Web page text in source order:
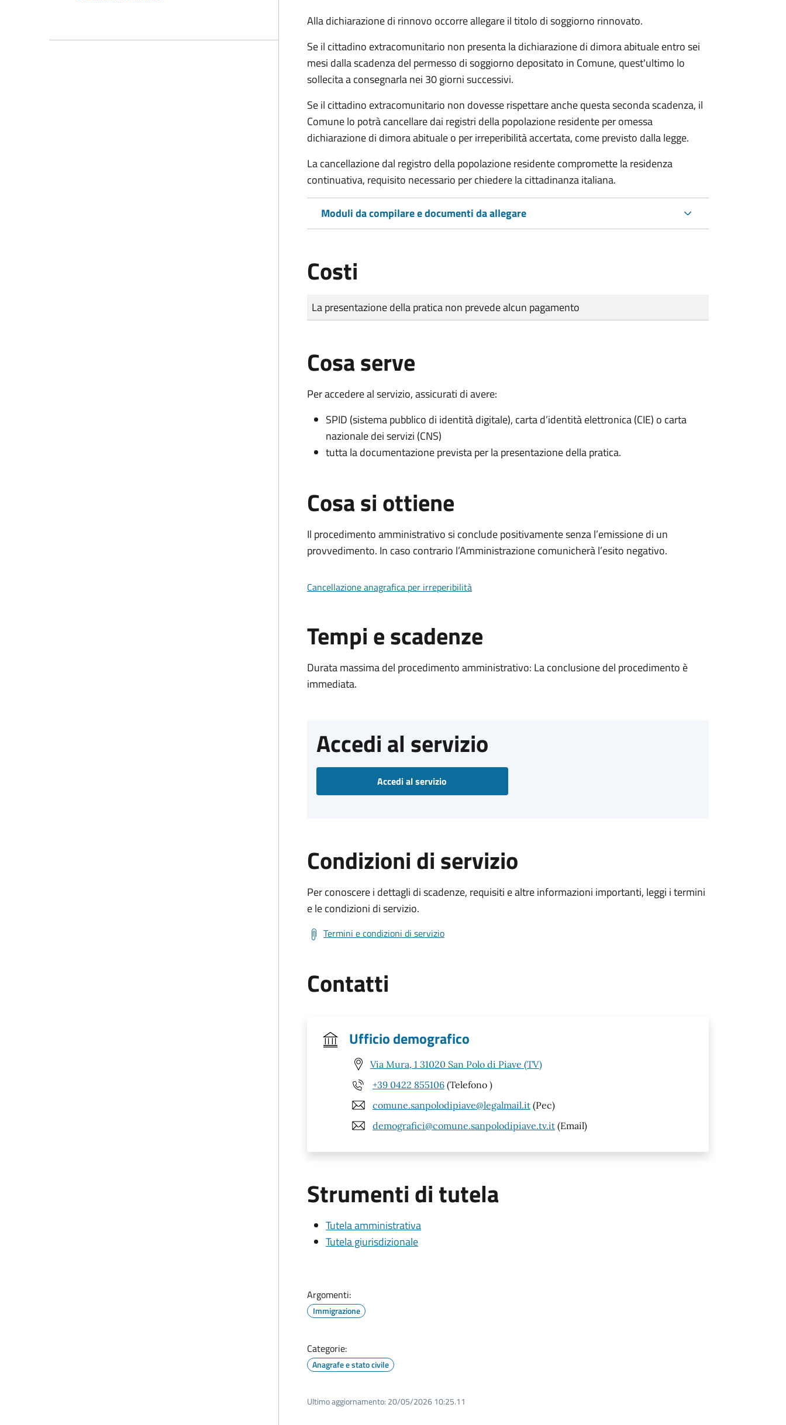
Alla dichiarazione di rinnovo occorre allegare il titolo di soggiorno rinnovato.
Se il cittadino extracomunitario non presenta la dichiarazione di dimora abituale entro sei
mesi dalla scadenza del permesso di soggiorno depositato in Comune, quest'ultimo lo
sollecita a consegnarla nei 30 giorni successivi.
Se il cittadino extracomunitario non dovesse rispettare anche questa seconda scadenza, il
Comune lo potrà cancellare dai registri della popolazione residente per omessa
dichiarazione di dimora abituale o per irreperibilità accertata, come previsto dalla legge.
La cancellazione dal registro della popolazione residente compromette la residenza
continuativa, requisito necessario per chiedere la cittadinanza italiana.
Moduli da compilare e documenti da allegare
Costi
Tipo di pagamento
Importo
La presentazione della pratica non prevede alcun pagamento
Cosa serve
Per accedere al servizio, assicurati di avere:
SPID (sistema pubblico di identità digitale), carta d’identità elettronica (CIE) o carta
nazionale dei servizi (CNS)
tutta la documentazione prevista per la presentazione della pratica.
Cosa si ottiene
Il procedimento amministrativo si conclude positivamente senza l’emissione di un
provvedimento. In caso contrario l’Amministrazione comunicherà l’esito negativo.
Cancellazione anagrafica per irreperibilità
Tempi e scadenze
Durata massima del procedimento amministrativo: La conclusione del procedimento è
immediata.
Accedi al servizio
Accedi al servizio
Condizioni di servizio
Per conoscere i dettagli di scadenze, requisiti e altre informazioni importanti, leggi i termini
e le condizioni di servizio.
Termini e condizioni di servizio
Contatti
Ufficio demografico
Via Mura, 1 31020 San Polo di Piave (TV)
+39 0422 855106 (Telefono )
comune.sanpolodipiave@legalmail.it (Pec)
demografici@comune.sanpolodipiave.tv.it (Email)
Strumenti di tutela
Tutela amministrativa
Tutela giurisdizionale
Argomenti:
Immigrazione
Categorie:
Anagrafe e stato civile
Ultimo aggiornamento: 20/05/2026 10:25.11